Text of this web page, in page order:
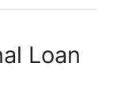
Loan